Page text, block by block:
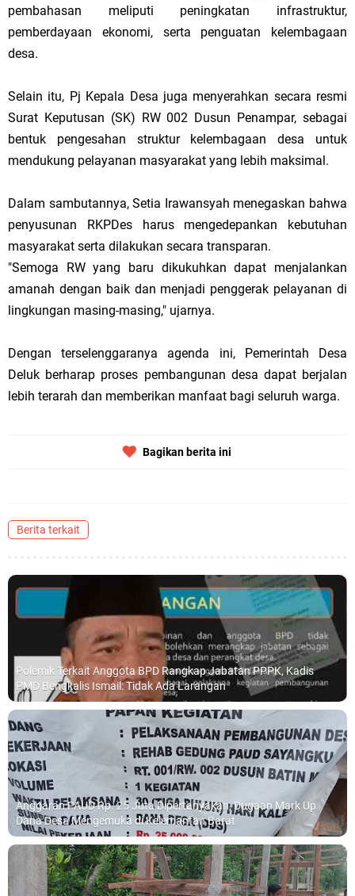
pembahasan meliputi peningkatan infrastruktur,
pemberdayaan ekonomi, serta penguatan kelembagaan
desa.
Selain itu, Pj Kepala Desa juga menyerahkan secara resmi
Surat Keputusan (SK) RW 002 Dusun Penampar, sebagai
bentuk pengesahan struktur kelembagaan desa untuk
mendukung pelayanan masyarakat yang lebih maksimal.
Dalam sambutannya, Setia Irawansyah menegaskan bahwa
penyusunan RKPDes harus mengedepankan kebutuhan
masyarakat serta dilakukan secara transparan.
"Semoga RW yang baru dikukuhkan dapat menjalankan
amanah dengan baik dan menjadi penggerak pelayanan di
lingkungan masing-masing," ujarnya.
Dengan terselenggaranya agenda ini, Pemerintah Desa
Deluk berharap proses pembangunan desa dapat berjalan
lebih terarah dan memberikan manfaat bagi seluruh warga.
Bagikan berita ini
Berita terkait
Polemik Terkait Anggota BPD Rangkap Jabatan PPPK, Kadis
PMD Bengkalis Ismail: Tidak Ada Larangan
Anggaran PAUD Rp. 25 Juta Dipertanyakan, Dugaan Mark Up
Dana Desa Mengemuka di Kelemantan Barat